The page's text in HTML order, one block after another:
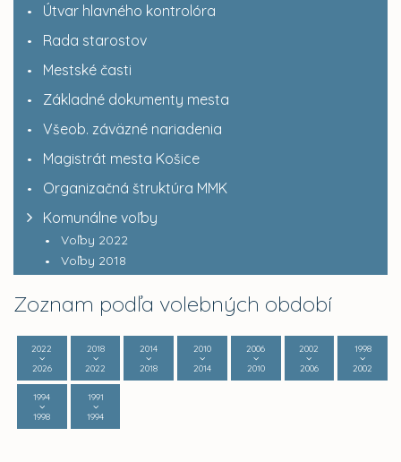
Útvar hlavného kontrolóra
Rada starostov
Mestské časti
Základné dokumenty mesta
Všeob. záväzné nariadenia
Magistrát mesta Košice
Organizačná štruktúra MMK
Komunálne voľby
Voľby 2022
Voľby 2018
Zoznam podľa volebných období
2022
2026
2018
2022
2014
2018
2010
2014
2006
2010
2002
2006
1998
2002
1994
1998
1991
1994